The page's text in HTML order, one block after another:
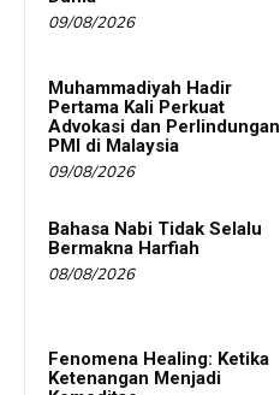
09/08/2026
Muhammadiyah Hadir
Pertama Kali Perkuat
Advokasi dan Perlindungan
PMI di Malaysia
09/08/2026
Bahasa Nabi Tidak Selalu
Bermakna Harfiah
08/08/2026
Fenomena Healing: Ketika
Ketenangan Menjadi